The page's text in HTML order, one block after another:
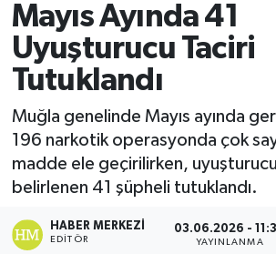
Mayıs Ayında 41
Uyuşturucu Taciri
Tutuklandı
Muğla genelinde Mayıs ayında
196 narkotik operasyonda çok
madde ele geçirilirken,
belirlenen 41 şüpheli tutuklandı.
HABER MERKEZI
EDITÖR
03.06.2026 -
YAYINLANMA
Eğitim
Ekonomi
Kültür
Magazin
Spor
Muğla Trafik Yoğunluk Haritası
Süper Lig Puan Durumu ve
Tüm Manşetler
Son Dakika Haberleri
Haber Arşivi